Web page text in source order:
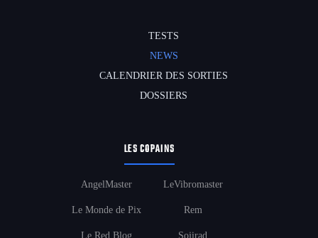
TESTS
NEWS
CALENDRIER DES SORTIES
DOSSIERS
LES COPAINS
AngelMaster
Le Monde de Pix
Le Red Blog
LeVibromaster
Rem
Sojirad